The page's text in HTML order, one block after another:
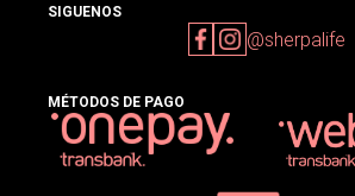
SIGUENOS
@sherpalife
MÉTODOS DE PAGO